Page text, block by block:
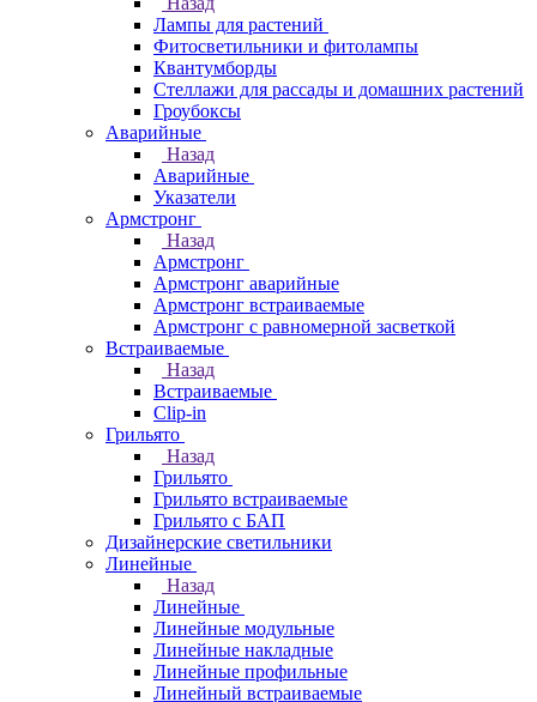
Лампы для растений
Фитосветильники и фитолампы
Квантумборды
Стеллажи для рассады и домашних растений
Гроубоксы
Аварийные
Назад
Аварийные
Указатели
Армстронг
Назад
Армстронг
Армстронг аварийные
Армстронг встраиваемые
Армстронг с равномерной засветкой
Встраиваемые
Назад
Встраиваемые
Clip-in
Грильято
Назад
Грильято
Грильято встраиваемые
Грильято с БАП
Дизайнерские светильники
Линейные
Назад
Линейные
Линейные модульные
Линейные накладные
Линейные профильные
Линейный встраиваемые